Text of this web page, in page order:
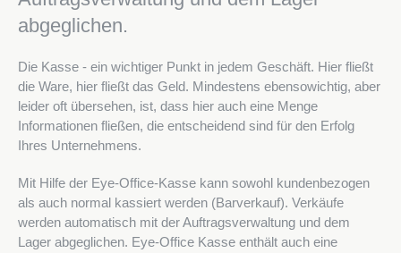
abgeglichen.
Die Kasse - ein wichtiger Punkt in jedem Geschäft. Hier fließt
die Ware, hier fließt das Geld. Mindestens ebensowichtig, aber
leider oft übersehen, ist, dass hier auch eine Menge
Informationen fließen, die entscheidend sind für den Erfolg
Ihres Unternehmens.
Mit Hilfe der Eye-Office-Kasse kann sowohl kundenbezogen
als auch normal kassiert werden (Barverkauf). Verkäufe
werden automatisch mit der Auftragsverwaltung und dem
Lager abgeglichen. Eye-Office Kasse enthält auch eine